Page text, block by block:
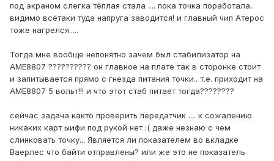
под экраном слегка тёплая стала .... пока точка поработала..
видимо всётаки туда напруга заводится! и главный чип Атерос
тоже нагрелся.....
Тогда мне вообще непонятно зачем был стабилизатор на
АМЕ8807 ?????????? он главное на плате так в сторонке стоит
и запитывается прямо с гнезда питания точки.. т.е. приходит на
AME8807 5 вольт!!! и что этот стаб питает тогда????????
сейчас задача както проверить передатчик .... к сожалению
никаких карт ыифи под рукой нет :( даже незнаю с чем
слинковать точку... Является ли показателем во вкладке
Ваерлес что байти отправлены? или же это не показатель